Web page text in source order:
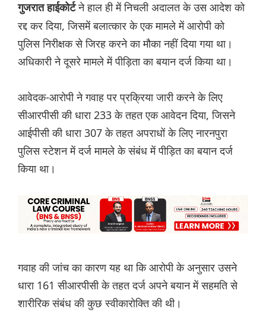
गुजरात हाईकोर्टने हाल ही में निचली अदालत के उस आदेश को
रद्द कर दिया, जिसमें बलात्कार के एक मामले में आरोपी को
पुलिस निरीक्षक से जिरह करने का मौका नहीं दिया गया था।
अधिकारी ने दूसरे मामले में पीड़िता का बयान दर्ज किया था।
आवेदक-आरोपी ने गवाह पर प्रक्रिया जारी करने के लिए
सीआरपीसी की धारा 233 के तहत एक आवेदन दिया, जिसने
आईपीसी की धारा 307 के तहत अपराधों के लिए नारनपुरा
पुलिस स्टेशन में दर्ज मामले के संबंध में पीड़ित का बयान दर्ज
किया था।
गवाह की जांच का कारण यह था कि आरोपी के अनुसार उसने
धारा 161 सीआरपीसी के तहत दर्ज अपने बयान में सहमति से
शारीरिक संबंध की कुछ स्वीकारोक्ति की थी।